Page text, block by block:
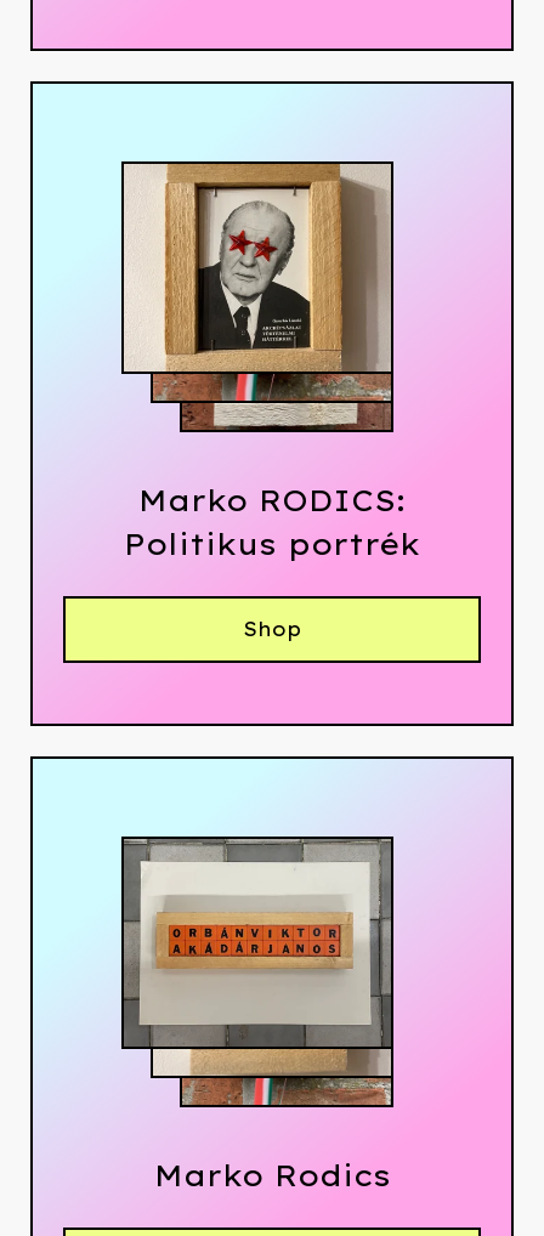
Marko RODICS:
Politikus portrék
Shop
Marko Rodics